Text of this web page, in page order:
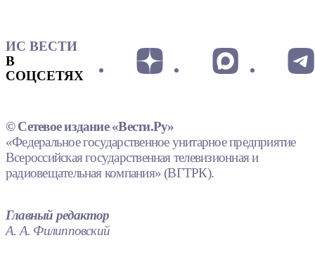
ИС ВЕСТИ
В
СОЦСЕТЯХ
© Сетевое издание «Вести.Ру»
«Федеральное государственное унитарное предприятие
Всероссийская государственная телевизионная и
радиовещательная компания» (ВГТРК).
Главный редактор
А. А. Филипповский